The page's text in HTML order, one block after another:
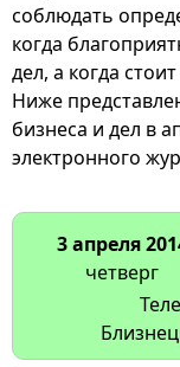
соблюдать
когда
дел, а когда
Ниже
бизнеса и дел в
электронного
3 апреля
четверг